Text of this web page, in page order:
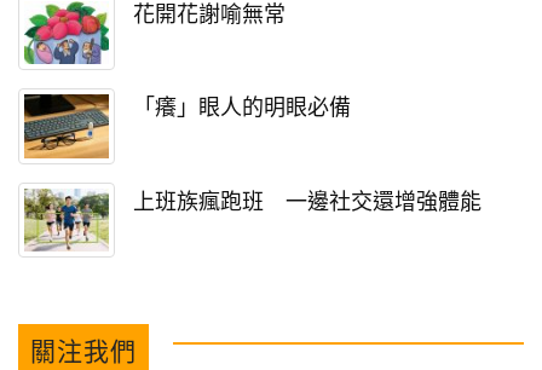
花開花謝喻無常
「癢」眼人的明眼必備
上班族瘋跑班 一邊社交還增強體能
關注我們